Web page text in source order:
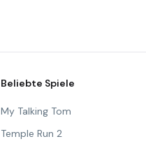
Beliebte Spiele
My Talking Tom
Temple Run 2